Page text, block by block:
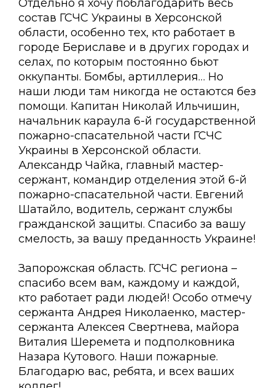
Отдельно я хочу поблагодарить весь
состав ГСЧС Украины в Херсонской
области, особенно тех, кто работает в
городе Бериславе и в других городах и
селах, по которым постоянно бьют
оккупанты. Бомбы, артиллерия… Но
наши люди там никогда не остаются без
помощи. Капитан Николай Ильчишин,
начальник караула 6-й государственной
пожарно-спасательной части ГСЧС
Украины в Херсонской области.
Александр Чайка, главный мастер-
сержант, командир отделения этой 6-й
пожарно-спасательной части. Евгений
Шатайло, водитель, сержант службы
гражданской защиты. Спасибо за вашу
смелость, за вашу преданность Украине!
Запорожская область. ГСЧС региона –
спасибо всем вам, каждому и каждой,
кто работает ради людей! Особо отмечу
сержанта Андрея Николаенко, мастер-
сержанта Алексея Свертнева, майора
Виталия Шеремета и подполковника
Назара Кутового. Наши пожарные.
Благодарю вас, ребята, и всех ваших